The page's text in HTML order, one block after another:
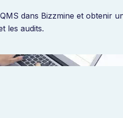
dans Bizzmine et obtenir
les audits.